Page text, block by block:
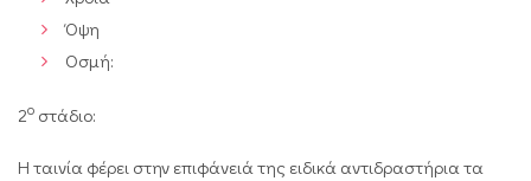
Όψη
Οσμή:
2ο στάδιο:
Η ταινία φέρει στην επιφάνειά της ειδικά αντιδραστήρια τα